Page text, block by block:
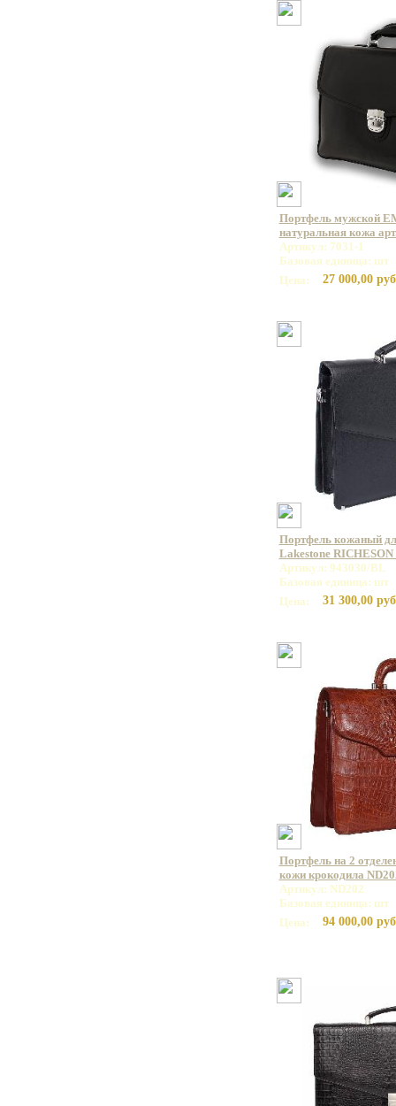
Портфель мужской
натуральная кожа
Артикул: 7031-1
Базовая единица: шт
Цена:
27 000,00
Портфель кожаный
Lakestone RICHESON
Артикул: 943030/BL
Базовая единица: шт
Цена:
31 300,00
Портфель на 2
кожи крокодила
Артикул: ND202
Базовая единица: шт
Цена:
94 000,00